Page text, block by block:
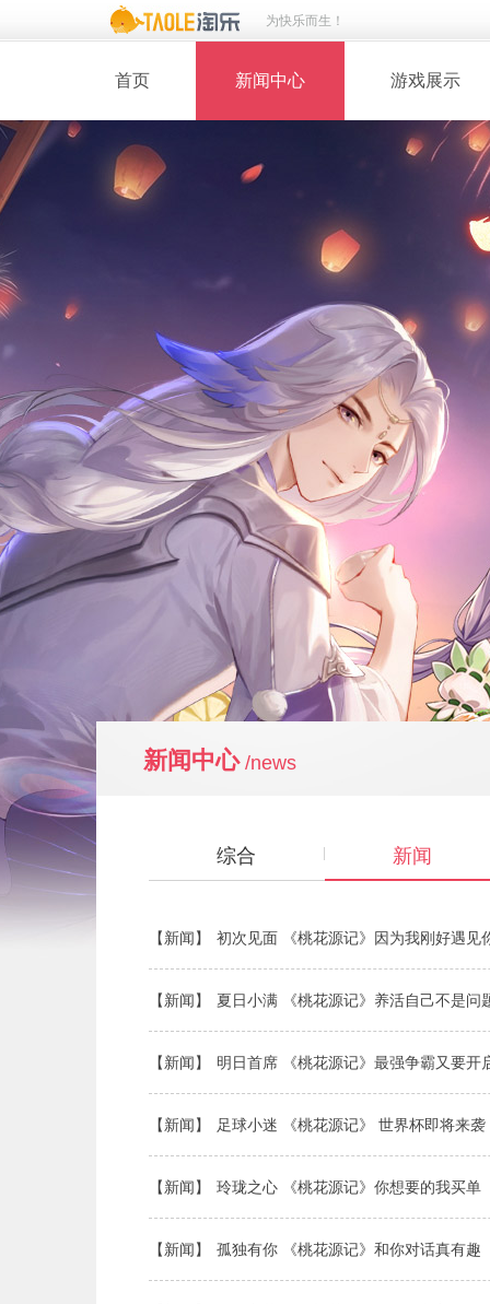
为快乐而生！
首页 新闻中心 游戏展示
· 维护公告
· 桃花美人
新闻中心 /news
综合 新闻
【新闻】 初次见面 《桃花源记》因为我刚好遇见
【新闻】 夏日小满 《桃花源记》养活自己不是问
【新闻】 明日首席 《桃花源记》最强争霸又要开
【新闻】 足球小迷 《桃花源记》 世界杯即将来袭
【新闻】 玲珑之心 《桃花源记》你想要的我买单
【新闻】 孤独有你 《桃花源记》和你对话真有趣